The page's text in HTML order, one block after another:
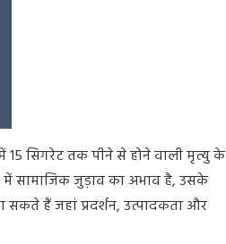
15 सिगरेट तक पीने से होने वाली मृत्यु के
में सामाजिक जुड़ाव का अभाव है, उसके
हैं जहां प्रदर्शन, उत्पादकता और